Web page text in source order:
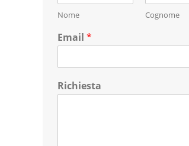
Nome Cognome
Email *
Richiesta